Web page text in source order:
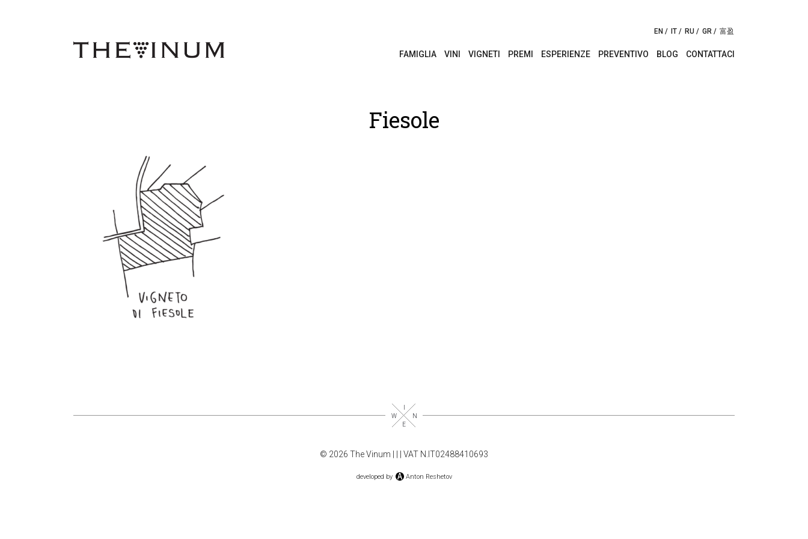
EN IT RU GR 富盈
FAMIGLIA VINI VIGNETI PREMI ESPERIENZE PREVENTIVO BLOG CONTATTACI
Fiesole
© 2026 The Vinum | | VAT N.IT02488410693
developed by Anton Reshetov